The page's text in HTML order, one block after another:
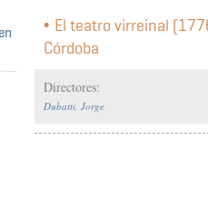
El teatro virreinal
Córdoba
Directores:
Dubatti, Jorge